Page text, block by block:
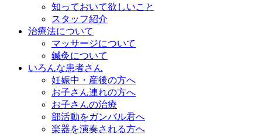
知っておいて欲しいこと
スタッフ紹介
治療法について
マッサージについて
鍼灸について
いろんな患者さん
妊娠中・産後の方へ
お子さん連れの方へ
お子さんの治療
部活動をガンバル君へ
楽器を演奏される方へ